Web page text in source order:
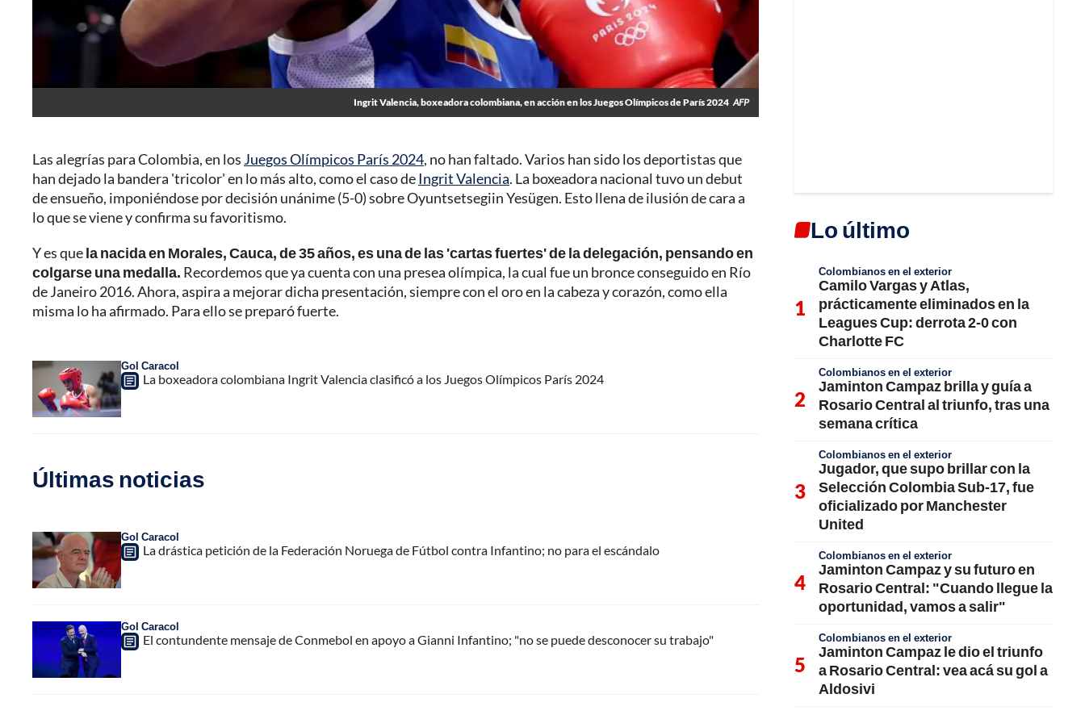
Ingrit Valencia, boxeadora colombiana, en acción en los Juegos Olímpicos de París 2024 AFP
Las alegrías para Colombia, en los Juegos Olímpicos París 2024, no han faltado. Varios han sido los deportistas que
han dejado la bandera 'tricolor' en lo más alto, como el caso deIngrit Valencia. La boxeadora nacional tuvo un debut
de ensueño, imponiéndose por decisión unánime (5-0) sobre Oyuntsetsegiin Yesügen. Esto llena de ilusión de cara a
lo que se viene y confirma su favoritismo.
Y es quela nacida en Morales, Cauca, de 35 años, es una de las 'cartas fuertes' de la delegación, pensando en
colgarse una medalla. Recordemos que ya cuenta con una presea olímpica, la cual fue un bronce conseguido en Río
de Janeiro 2016. Ahora, aspira a mejorar dicha presentación, siempre con el oro en la cabeza y corazón, como ella
misma lo ha afirmado. Para ello se preparó fuerte.
Gol Caracol
La boxeadora colombiana Ingrit Valencia clasificó a los Juegos Olímpicos París 2024
Últimas noticias
Gol Caracol
La drástica petición de la Federación Noruega de Fútbol contra Infantino; no para el escándalo
Gol Caracol
El contundente mensaje de Conmebol en apoyo a Gianni Infantino; "no se puede desconocer su trabajo"
Lo último
Colombianos en el exterior
Camilo Vargas y Atlas,
prácticamente eliminados en la
Leagues Cup: derrota 2-0 con
Charlotte FC
Colombianos en el exterior
Jaminton Campaz brilla y guía a
Rosario Central al triunfo, tras una
semana crítica
Colombianos en el exterior
Jugador, que supo brillar con la
Selección Colombia Sub-17, fue
oficializado por Manchester
United
Colombianos en el exterior
Jaminton Campaz y su futuro en
Rosario Central: "Cuando llegue la
oportunidad, vamos a salir"
Colombianos en el exterior
Jaminton Campaz le dio el triunfo
a Rosario Central: vea acá su gol a
Aldosivi